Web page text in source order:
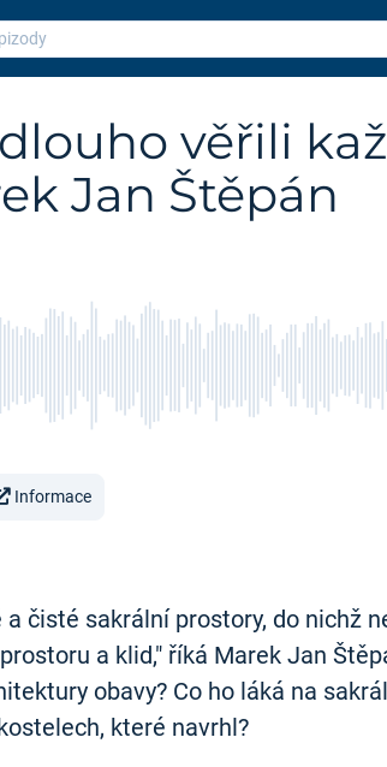
věřili
Jan Štěpán
Informace
čisté sakrální prostory, do nichž
a klid," říká Marek Jan
obavy? Co ho láká na
které navrhl?